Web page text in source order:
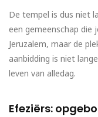
De tempel is dus niet
een gemeenschap die
Jeruzalem, maar de
aanbidding is niet
leven van alledag.
Efeziërs: